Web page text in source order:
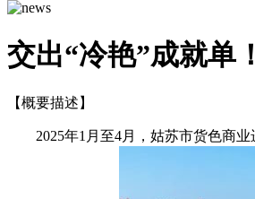
交出“冷艳”成就单
【概要描述】
2025年1月至4月，姑苏市货色商业进